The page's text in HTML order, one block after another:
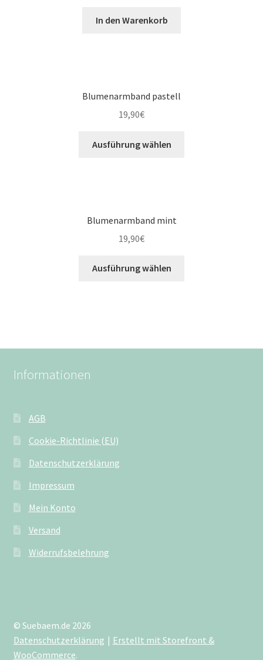
In den Warenkorb
Blumenarmband pastell
19,90€
Ausführung wählen
Blumenarmband mint
19,90€
Ausführung wählen
Informationen
AGB
Cookie-Richtlinie (EU)
Datenschutzerklärung
Impressum
Mein Konto
Versand
Widerrufsbelehrung
© Suebaem.de 2026
Datenschutzerklärung
Erstellt mit Storefront &
WooCommerce.